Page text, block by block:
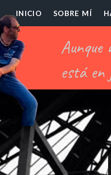
El
INICIO SOBRE MÍ